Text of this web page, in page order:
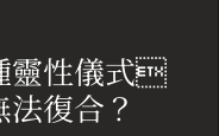
靈性儀式
復合？